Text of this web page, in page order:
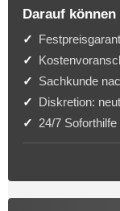
Darauf
Sachkunde
Diskretion:
24/7 Soforthilfe